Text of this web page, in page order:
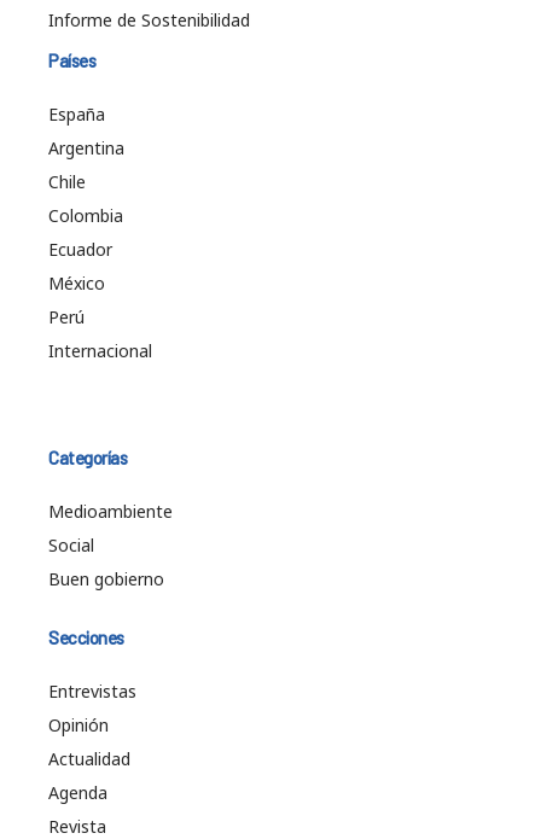
Informe de Sostenibilidad
Países
España
Argentina
Chile
Colombia
Ecuador
México
Perú
Internacional
Categorías
Medioambiente
Social
Buen gobierno
Secciones
Entrevistas
Opinión
Actualidad
Agenda
Revista